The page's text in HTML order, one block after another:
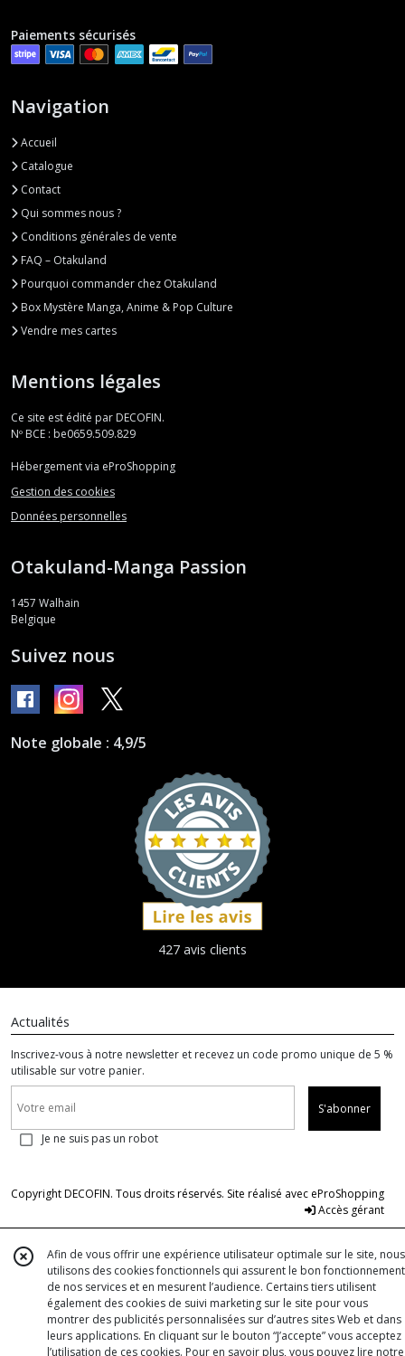
Paiements sécurisés
Navigation
Accueil
Catalogue
Contact
Qui sommes nous ?
Conditions générales de vente
FAQ – Otakuland
Pourquoi commander chez Otakuland
Box Mystère Manga, Anime & Pop Culture
Vendre mes cartes
Mentions légales
Ce site est édité par DECOFIN.
Nº BCE : be0659.509.829
Hébergement via eProShopping
Gestion des cookies
Données personnelles
Otakuland-Manga Passion
1457 Walhain
Belgique
Suivez nous
Note globale : 4,9/5
427 avis clients
Actualités
Inscrivez-vous à notre newsletter et recevez un code promo unique de 5 %
utilisable sur votre panier.
S'abonner
Je ne suis pas un robot
Copyright DECOFIN. Tous droits réservés. Site réalisé avec eProShopping
Accès gérant
Afin de vous offrir une expérience utilisateur optimale sur le site, nous
utilisons des cookies fonctionnels qui assurent le bon fonctionnement
de nos services et en mesurent l’audience. Certains tiers utilisent
également des cookies de suivi marketing sur le site pour vous
montrer des publicités personnalisées sur d’autres sites Web et dans
leurs applications. En cliquant sur le bouton “J’accepte” vous acceptez
l’utilisation de ces cookies. Pour en savoir plus, vous pouvez lire notre